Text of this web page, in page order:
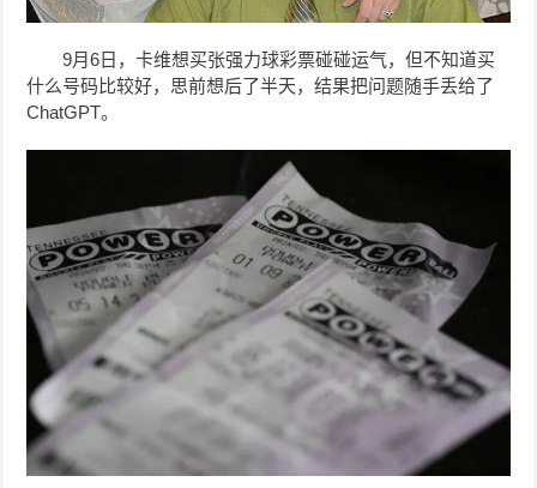
9月6日，卡维想买张强力球彩票碰碰运气，但不知道买
什么号码比较好，思前想后了半天，结果把问题随手丢给了
ChatGPT。